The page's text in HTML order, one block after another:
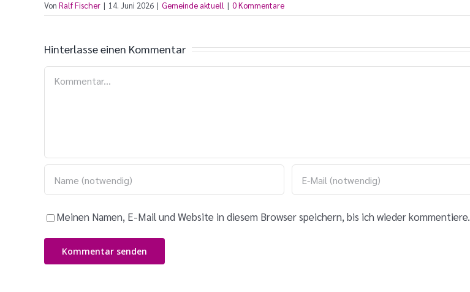
Von Ralf Fischer | 14. Juni 2026 | Gemeinde aktuell | 0 Kommentare
Hinterlasse einen Kommentar
Kommentar
Meinen Namen, E-Mail und Website in diesem Browser speichern, bis ich wieder kommentiere.